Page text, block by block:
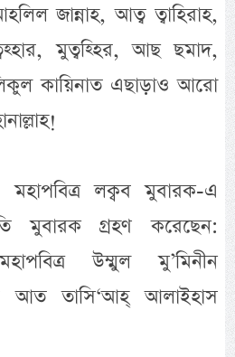
জান্নাহ, আত্ব ত্বাহিরাহ,
মুত্বহ্হির, আছ ছমাদ,
কায়িনাত এছাড়াও আরো
মহাপবিত্র লক্বব মুবারক-এ
মুবারক গ্রহণ করেছেন:
উম্মুল মু’মিনীন
আত তাসি‘আহ্ আলাইহাস